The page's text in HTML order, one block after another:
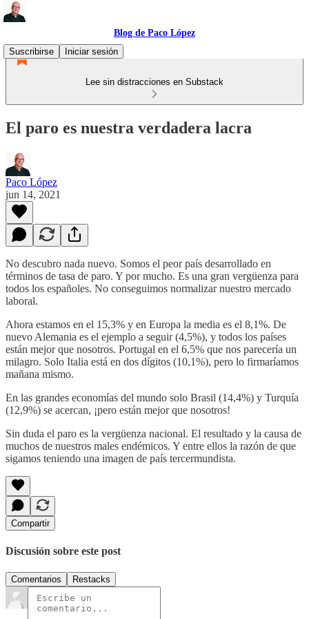
Blog de Paco López
Suscribirse
Iniciar sesión
Lee sin distracciones en Substack
El paro es nuestra verdadera lacra
Paco López
jun 14, 2021
No descubro nada nuevo. Somos el peor país desarrollado en
términos de tasa de paro. Y por mucho. Es una gran vergüenza para
todos los españoles. No conseguimos normalizar nuestro mercado
laboral.
Ahora estamos en el 15,3% y en Europa la media es el 8,1%. De
nuevo Alemania es el ejemplo a seguir (4,5%), y todos los países
están mejor que nosotros. Portugal en el 6,5% que nos parecería un
milagro. Solo Italia está en dos dígitos (10,1%), pero lo firmaríamos
mañana mismo.
En las grandes economías del mundo solo Brasil (14,4%) y Turquía
(12,9%) se acercan, ¡pero están mejor que nosotros!
Sin duda el paro es la vergüenza nacional. El resultado y la causa de
muchos de nuestros males endémicos. Y entre ellos la razón de que
sigamos teniendo una imagen de país tercermundista.
Compartir
Discusión sobre este post
Comentarios Restacks